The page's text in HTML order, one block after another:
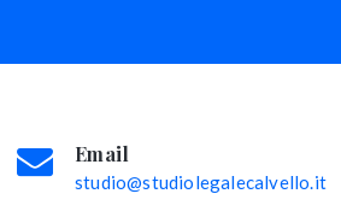
Email
studio@studiolegalecalvello.it